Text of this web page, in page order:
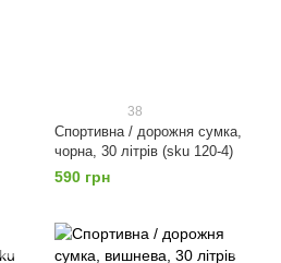
38
Спортивна / дорожня сумка,
чорна, 30 літрів (sku 120-4)
590 грн